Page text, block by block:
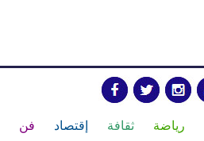
رياضة ثقافة إقتصاد فن